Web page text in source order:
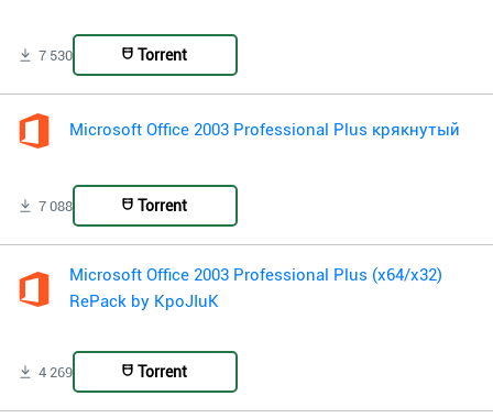
7 530 Torrent
Microsoft Office 2003 Professional Plus крякнутый
7 088 Torrent
Microsoft Office 2003 Professional Plus (x64/x32)
RePack by KpoJIuK
4 269 Torrent